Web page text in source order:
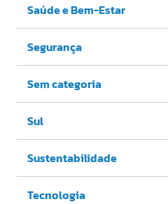
Saúde e Bem-Estar
Segurança
Sem categoria
Sul
Sustentabilidade
Tecnologia